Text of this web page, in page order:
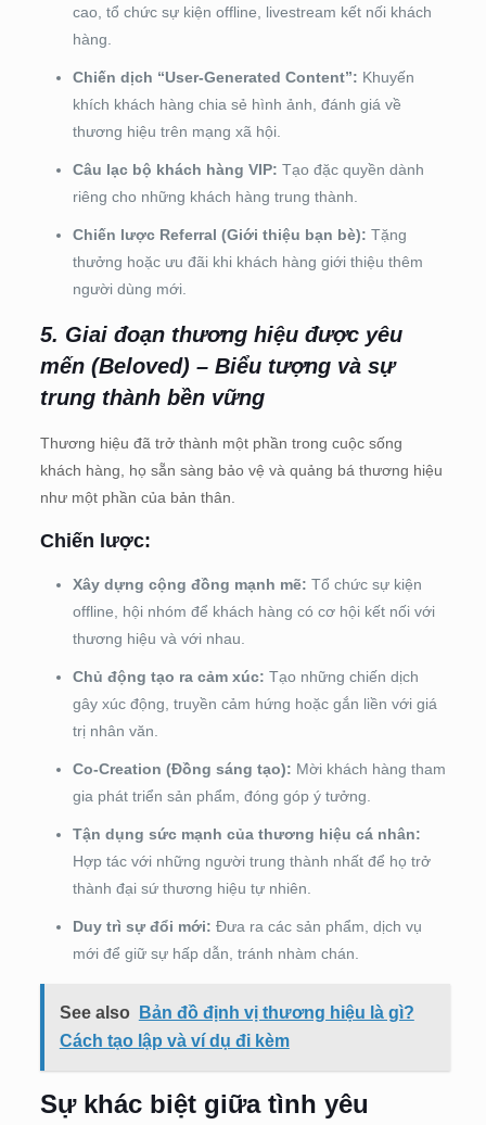
cao, tổ chức sự kiện offline, livestream kết nối khách
hàng.
Chiến dịch “User-Generated Content”: Khuyến
khích khách hàng chia sẻ hình ảnh, đánh giá về
thương hiệu trên mạng xã hội.
Câu lạc bộ khách hàng VIP: Tạo đặc quyền dành
riêng cho những khách hàng trung thành.
Chiến lược Referral (Giới thiệu bạn bè): Tặng
thưởng hoặc ưu đãi khi khách hàng giới thiệu thêm
người dùng mới.
5. Giai đoạn thương hiệu được yêu
mến (Beloved) – Biểu tượng và sự
trung thành bền vững
Thương hiệu đã trở thành một phần trong cuộc sống
khách hàng, họ sẵn sàng bảo vệ và quảng bá thương hiệu
như một phần của bản thân.
Chiến lược:
Xây dựng cộng đồng mạnh mẽ: Tổ chức sự kiện
offline, hội nhóm để khách hàng có cơ hội kết nối với
thương hiệu và với nhau.
Chủ động tạo ra cảm xúc: Tạo những chiến dịch
gây xúc động, truyền cảm hứng hoặc gắn liền với giá
trị nhân văn.
Co-Creation (Đồng sáng tạo): Mời khách hàng tham
gia phát triển sản phẩm, đóng góp ý tưởng.
Tận dụng sức mạnh của thương hiệu cá nhân:
Hợp tác với những người trung thành nhất để họ trở
thành đại sứ thương hiệu tự nhiên.
Duy trì sự đổi mới: Đưa ra các sản phẩm, dịch vụ
mới để giữ sự hấp dẫn, tránh nhàm chán.
See also
Bản đồ định vị thương hiệu là gì?
Cách tạo lập và ví dụ đi kèm
Sự khác biệt giữa tình yêu